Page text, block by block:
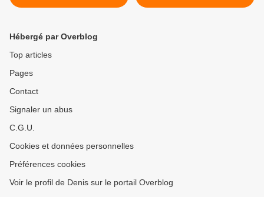
Hébergé par Overblog
Top articles
Pages
Contact
Signaler un abus
C.G.U.
Cookies et données personnelles
Préférences cookies
Voir le profil de Denis sur le portail Overblog